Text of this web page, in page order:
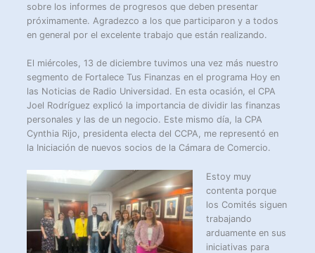
sobre los informes de progresos que deben presentar
próximamente. Agradezco a los que participaron y a todos
en general por el excelente trabajo que están realizando.
El miércoles, 13 de diciembre tuvimos una vez más nuestro
segmento de Fortalece Tus Finanzas en el programa Hoy en
las Noticias de Radio Universidad. En esta ocasión, el CPA
Joel Rodríguez explicó la importancia de dividir las finanzas
personales y las de un negocio. Este mismo día, la CPA
Cynthia Rijo, presidenta electa del CCPA, me representó en
la Iniciación de nuevos socios de la Cámara de Comercio.
Estoy muy
contenta porque
los Comités siguen
trabajando
arduamente en sus
iniciativas para